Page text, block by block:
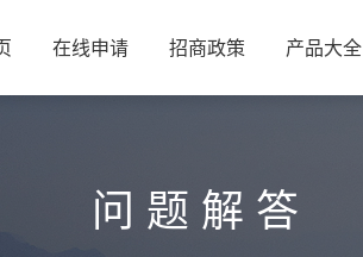
在线申请 招商政策 产品大全
问题解答